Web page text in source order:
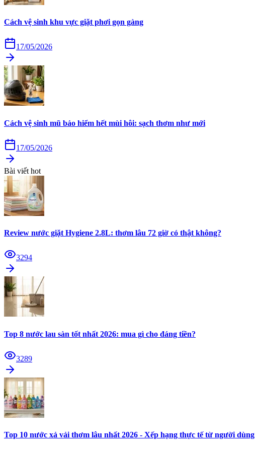
Cách vệ sinh khu vực giặt phơi gọn gàng
17/05/2026
Cách vệ sinh mũ bảo hiểm hết mùi hôi: sạch thơm như mới
17/05/2026
Bài viết hot
Review nước giặt Hygiene 2.8L: thơm lâu 72 giờ có thật không?
3294
Top 8 nước lau sàn tốt nhất 2026: mua gì cho đáng tiền?
3289
Top 10 nước xả vải thơm lâu nhất 2026 - Xếp hạng thực tế từ người dùng